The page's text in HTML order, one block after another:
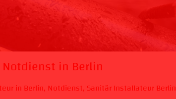
in Berlin
in Berlin, Notdienst, Sanitär Installateur Berlin